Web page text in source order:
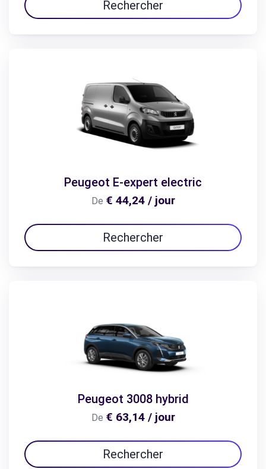
Rechercher
Peugeot E-expert electric
De € 44,24 / jour
Rechercher
Peugeot 3008 hybrid
De € 63,14 / jour
Rechercher